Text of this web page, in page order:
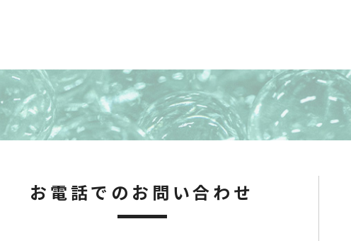
お電話でのお問い合わせ